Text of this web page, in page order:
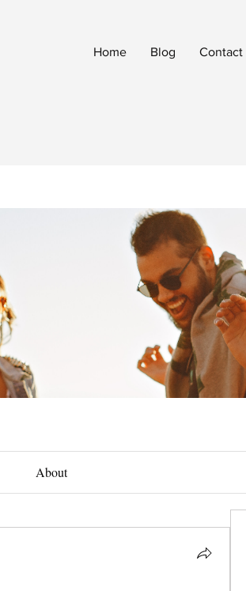
Home Blog Contact
About